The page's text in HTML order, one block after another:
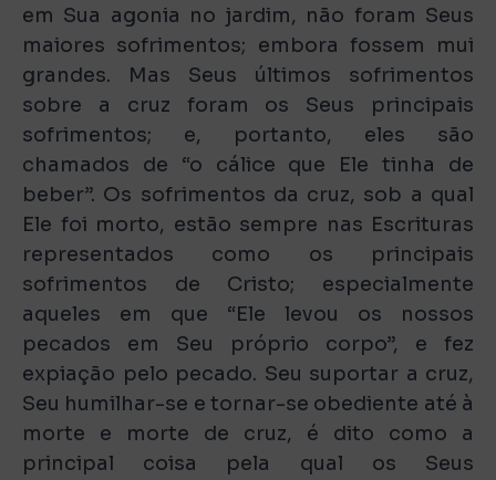
em Sua agonia no jardim, não foram Seus
maiores sofrimentos; embora fossem mui
grandes. Mas Seus últimos sofrimentos
sobre a cruz foram os Seus principais
sofrimentos; e, portanto, eles são
chamados de “o cálice que Ele tinha de
beber”. Os sofrimentos da cruz, sob a qual
Ele foi morto, estão sempre nas Escrituras
representados como os principais
sofrimentos de Cristo; especialmente
aqueles em que “Ele levou os nossos
pecados em Seu próprio corpo”, e fez
expiação pelo pecado. Seu suportar a cruz,
Seu humilhar-se e tornar-se obediente até à
morte e morte de cruz, é dito como a
principal coisa pela qual os Seus